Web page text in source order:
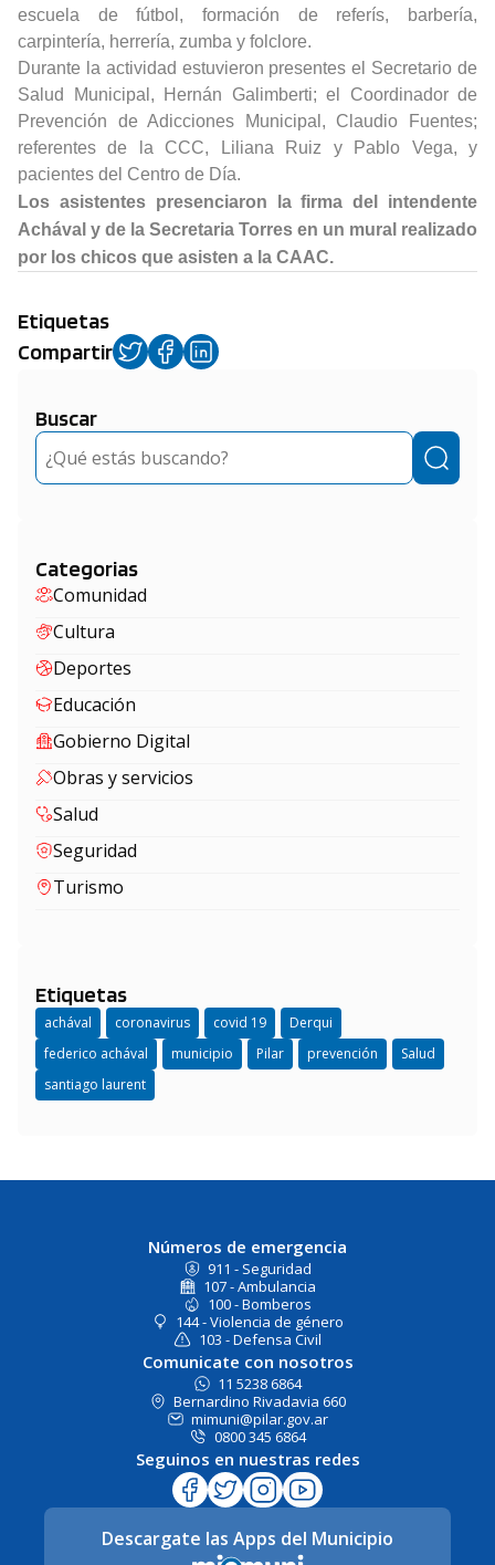
escuela de fútbol, formación de referís, barbería,
carpintería, herrería, zumba y folclore.
Durante la actividad estuvieron presentes el Secretario de
Salud Municipal, Hernán Galimberti; el Coordinador de
Prevención de Adicciones Municipal, Claudio Fuentes;
referentes de la CCC, Liliana Ruiz y Pablo Vega, y
pacientes del Centro de Día.
Los asistentes presenciaron la firma del intendente
Achával y de la Secretaria Torres en un mural realizado
por los chicos que asisten a la CAAC.
Etiquetas
Compartir
Buscar
Buscar
Categorias
Comunidad
Cultura
Deportes
Educación
Gobierno Digital
Obras y servicios
Salud
Seguridad
Turismo
Etiquetas
achával coronavirus covid 19
Derqui
federico achával
municipio Pilar prevención
Salud
santiago laurent
Números de emergencia
911 - Seguridad
107 - Ambulancia
100 - Bomberos
144 - Violencia de género
103 - Defensa Civil
Comunicate con nosotros
11 5238 6864
Bernardino Rivadavia 660
mimuni@pilar.gov.ar
0800 345 6864
Seguinos en nuestras redes
Descargate las Apps del Municipio